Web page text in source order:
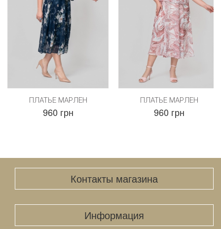
ПЛАТЬЕ МАРЛЕН
960 грн
ПЛАТЬЕ МАРЛЕН
960 грн
Контакты магазина
Информация